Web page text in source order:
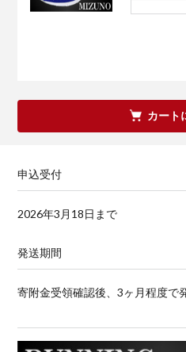
カート
申込受付
2026年3月18日まで
発送期間
寄附金受領確認後、3ヶ月程度で